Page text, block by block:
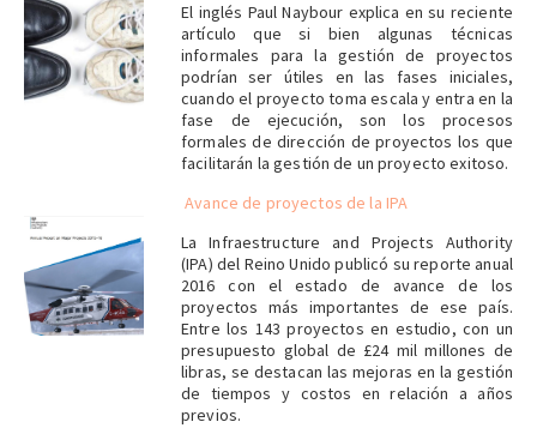
El inglés Paul Naybour explica en su reciente
artículo que si bien algunas técnicas
informales para la gestión de proyectos
podrían ser útiles en las fases iniciales,
cuando el proyecto toma escala y entra en la
fase de ejecución, son los procesos
formales de dirección de proyectos los que
facilitarán la gestión de un proyecto exitoso.
Avance de proyectos de la IPA
La Infraestructure and Projects Authority
(IPA) del Reino Unido publicó su reporte anual
2016 con el estado de avance de los
proyectos más importantes de ese país.
Entre los 143 proyectos en estudio, con un
presupuesto global de £24 mil millones de
libras, se destacan las mejoras en la gestión
de tiempos y costos en relación a años
previos.